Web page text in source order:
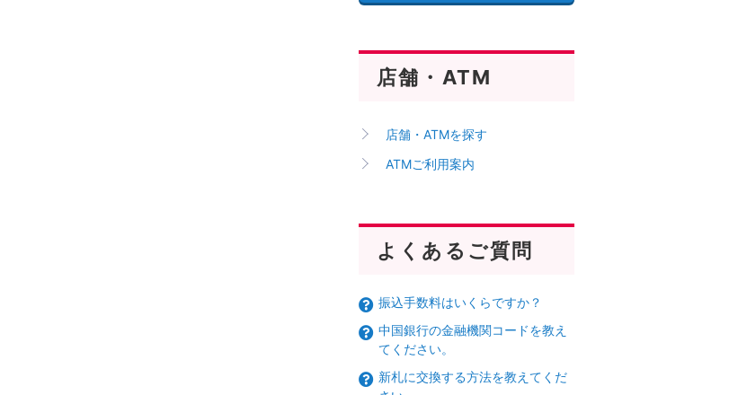
店舗・ATM
店舗・ATMを探す
ATMご利用案内
よくあるご質問
振込手数料はいくらですか？
中国銀行の金融機関コードを教え
てください。
新札に交換する方法を教えてくだ